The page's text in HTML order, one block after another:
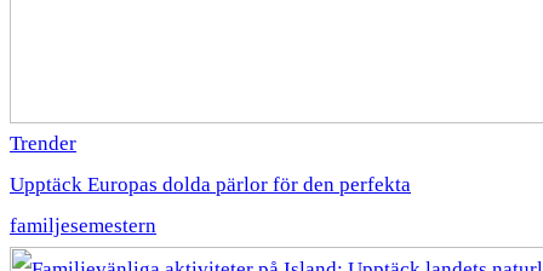
Trender
Upptäck Europas dolda pärlor för den perfekta
familjesemestern